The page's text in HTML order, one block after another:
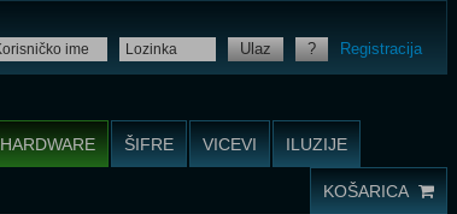
Ulaz ? Registracija
HARDWARE ŠIFRE VICEVI ILUZIJE
KOŠARICA